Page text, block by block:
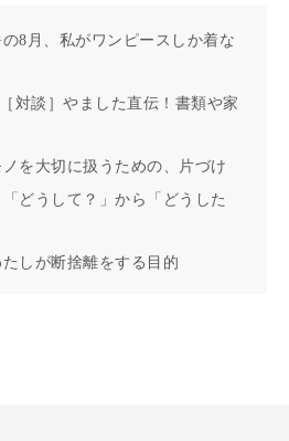
の8月、私がワンピースしか着な
［対談］やました直伝！書類や家
ノを大切に扱うための、片づけ
「どうして？」から「どうした
たしが断捨離をする目的